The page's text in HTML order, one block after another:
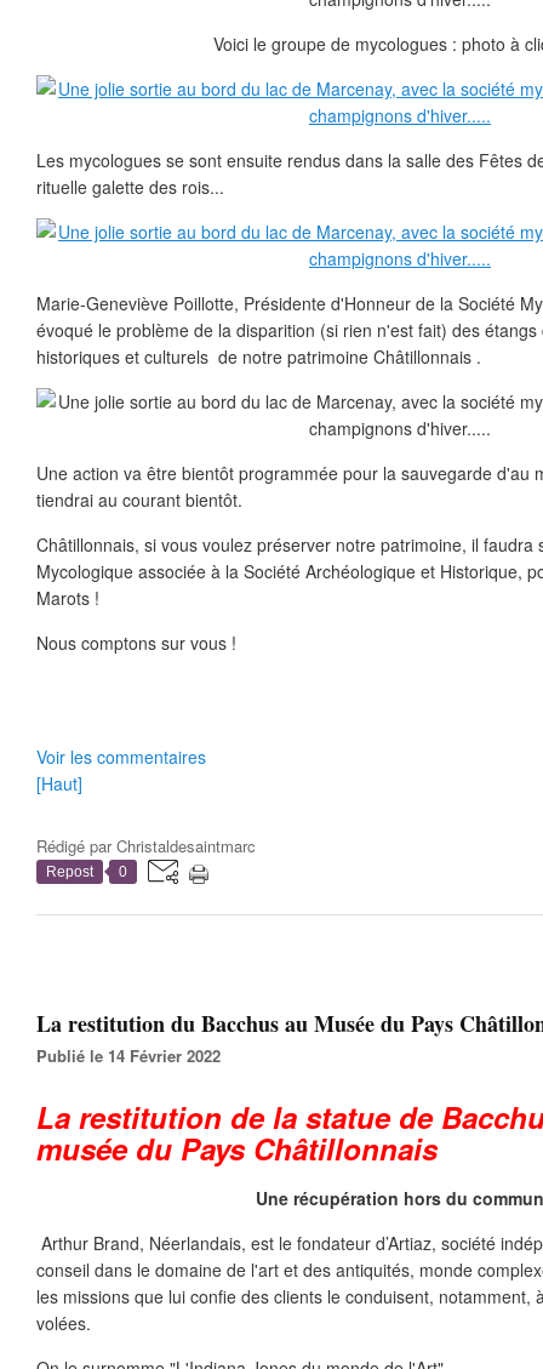
Voici le groupe de mycologues : photo à
Les mycologues se sont ensuite rendus dans la salle des Fêtes
rituelle galette des rois...
Marie-Geneviève Poillotte, Présidente d'Honneur de la Société
évoqué le problème de la disparition (si rien n'est fait) des
historiques et culturels de notre patrimoine Châtillonnais .
Une action va être bientôt programmée pour la sauvegarde d'au
tiendrai au courant bientôt.
Châtillonnais, si vous voulez préserver notre patrimoine, il faudra
Mycologique associée à la Société Archéologique et Historique,
Marots !
Nous comptons sur vous !
Voir les commentaires
[Haut]
Rédigé parChristaldesaintmarc
Repost 0
La restitution du Bacchus au Musée du Pays
Publié le 14 Février 2022
La restitution de la statue de
musée du Pays Châtillonnais
Une récupération hors du commun
Arthur Brand, Néerlandais, est le fondateur d’Artiaz, société
conseil dans le domaine de l'art et des antiquités, monde
les missions que lui confie des clients le conduisent, notamment,
volées.